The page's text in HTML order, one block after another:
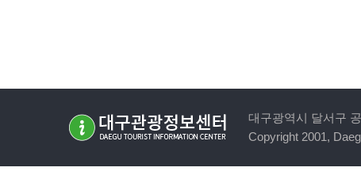
대구광역시 달서구
Copyright 2001,